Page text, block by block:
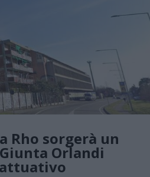
Rho sorgerà un
Orlandi